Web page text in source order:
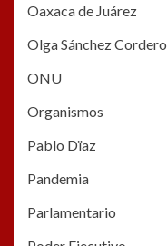
Oaxaca de Juárez
Olga Sánchez Cordero
ONU
Organismos
Pablo Dïaz
Pandemia
Parlamentario